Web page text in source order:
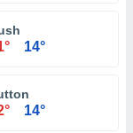
14°
14°